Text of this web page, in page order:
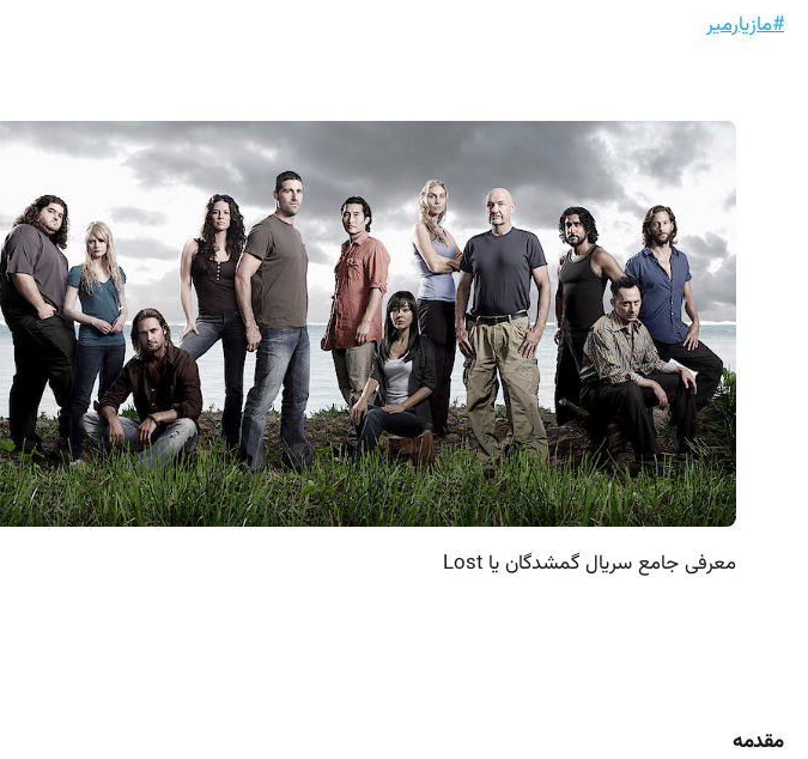
#مازیارمیر
معرفی جامع سریال گمشدگان یا Lost
مقدمه